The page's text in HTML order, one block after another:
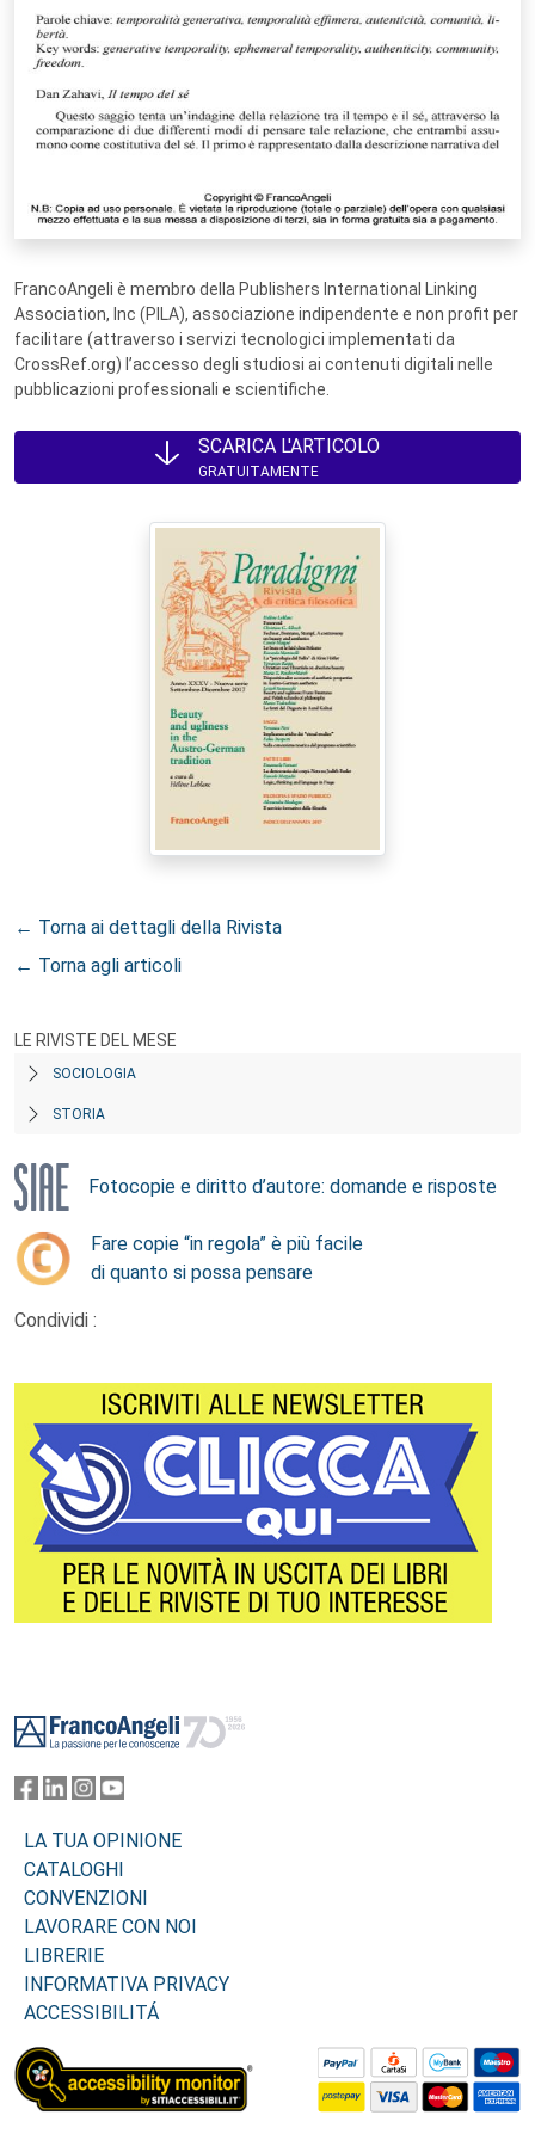
FrancoAngeli è membro della Publishers International Linking
Association, Inc (PILA), associazione indipendente e non profit per
facilitare (attraverso i servizi tecnologici implementati da
CrossRef.org) l’accesso degli studiosi ai contenuti digitali nelle
pubblicazioni professionali e scientifiche.
SCARICA L'ARTICOLO
GRATUITAMENTE
← Torna ai dettagli della Rivista
← Torna agli articoli
LE RIVISTE DEL MESE
SOCIOLOGIA
STORIA
Fotocopie e diritto d’autore: domande e risposte
Fare copie “in regola” è più facile
di quanto si possa pensare
Condividi :
LA TUA OPINIONE
CATALOGHI
CONVENZIONI
LAVORARE CON NOI
LIBRERIE
INFORMATIVA PRIVACY
ACCESSIBILITÁ